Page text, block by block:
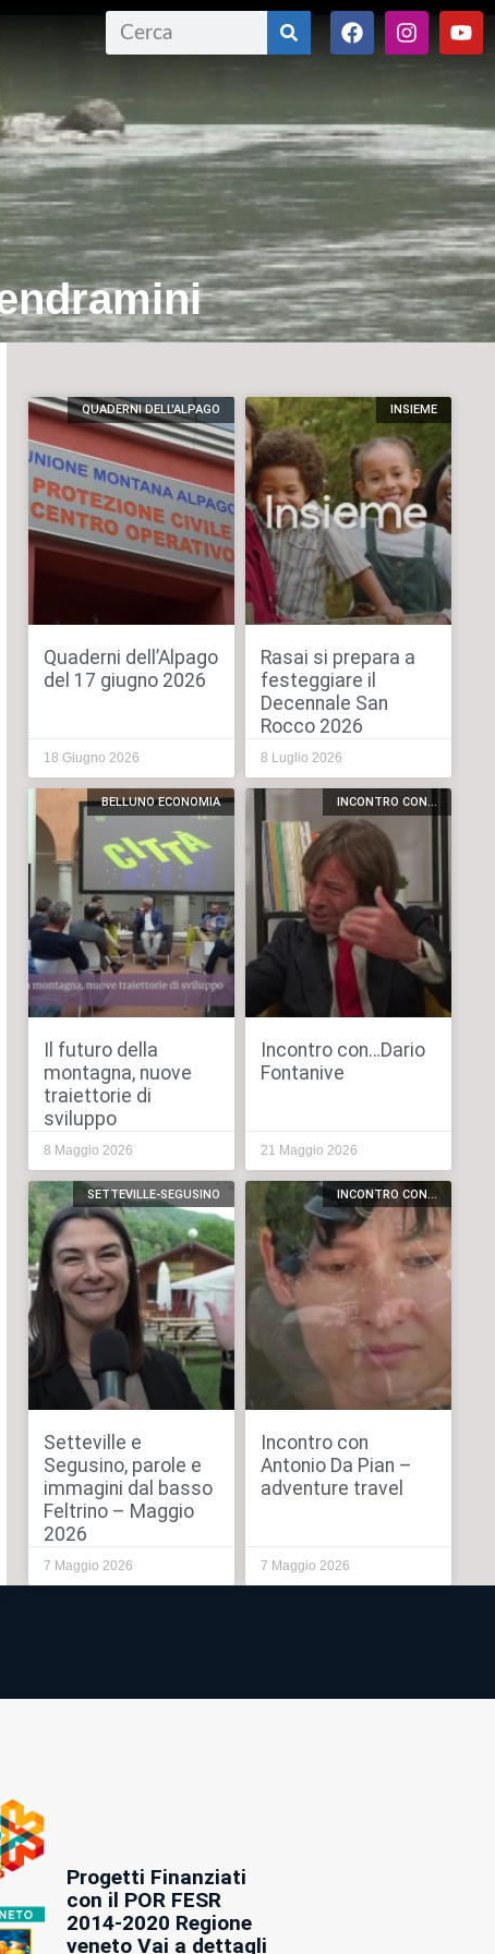
QUADERNI DELL'ALPAGO
Quaderni dell’Alpago
del 17 giugno 2026
18 Giugno 2026
INSIEME
Rasai si prepara a
festeggiare il
Decennale San
Rocco 2026
8 Luglio 2026
BELLUNO ECONOMIA
Il futuro della
montagna, nuove
traiettorie di
sviluppo
8 Maggio 2026
INCONTRO CON...
Incontro con…Dario
Fontanive
21 Maggio 2026
SETTEVILLE-SEGUSINO
Setteville e
Segusino, parole e
immagini dal basso
Feltrino – Maggio
2026
7 Maggio 2026
INCONTRO CON...
Incontro con
Antonio Da Pian –
adventure travel
7 Maggio 2026
Progetti Finanziati
con il POR FESR
2014-2020 Regione
veneto Vai a dettagli